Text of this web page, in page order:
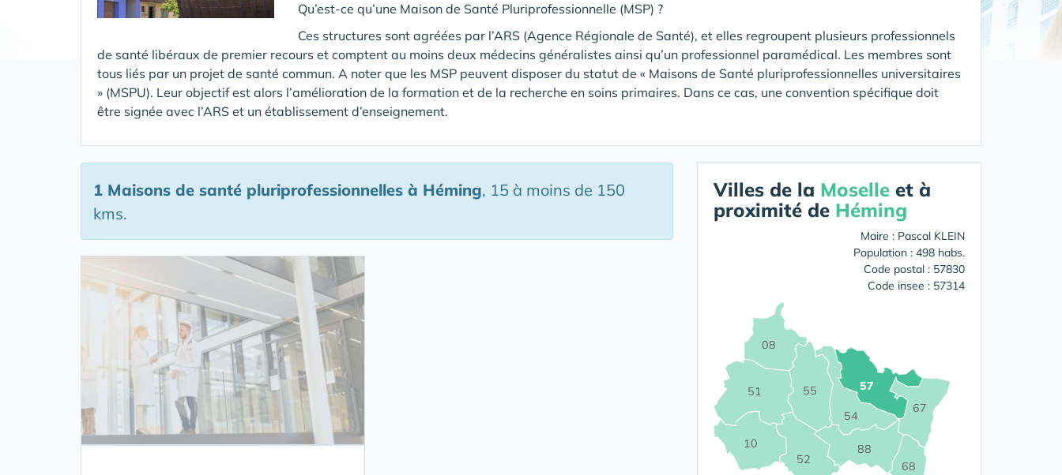
Qu’est-ce qu’une Maison de Santé Pluriprofessionnelle (MSP) ?
Ces structures sont agréées par l’ARS (Agence Régionale de Santé), et elles regroupent plusieurs professionnels
de santé libéraux de premier recours et comptent au moins deux médecins généralistes ainsi qu’un professionnel paramédical. Les membres sont
tous liés par un projet de santé commun. A noter que les MSP peuvent disposer du statut de « Maisons de Santé pluriprofessionnelles universitaires
» (MSPU). Leur objectif est alors l’amélioration de la formation et de la recherche en soins primaires. Dans ce cas, une convention spécifique doit
être signée avec l’ARS et un établissement d’enseignement.
1 Maisons de santé pluriprofessionnelles à Héming, 15 à moins de 150
kms.
Villes de la Moselle et à
proximité de Héming
Maire : Pascal KLEIN
Population : 498 habs.
Code postal : 57830
Code insee : 57314
08
10
51
52
54
55 57
67
68
88